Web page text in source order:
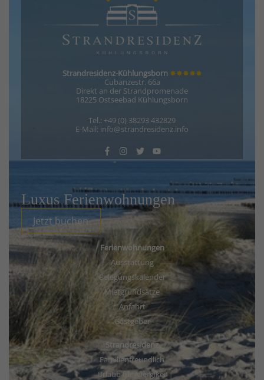
Strandresidenz-Kühlungsborn ✸✸✸✸✸
Cubanzestr. 66a
Direkt an der Strandpromenade
18225 Ostseebad Kühlungsborn
Tel.: +49 (0) 38293 432829
E-Mail: info@strandresidenz.info
Luxus Ferienwohnungen
Jetzt buchen
Ferienwohnungen
Ausstattung
Belegungskalender
Mietgrundsätze
Anfahrt
Gastgeber
Strandresidenz
Familienfreundlich
Urlaub für Allergiker